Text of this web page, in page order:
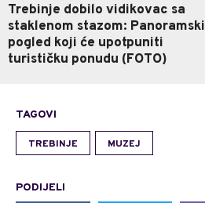
Trebinje dobilo vidikovac sa
staklenom stazom: Panoramski
pogled koji će upotpuniti
turističku ponudu (FOTO)
TAGOVI
TREBINJE MUZEJ
PODIJELI